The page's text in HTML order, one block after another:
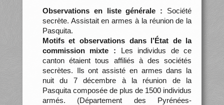
Observations en liste générale : Société
secrète. Assistait en armes à la réunion de la
Pasquita.
Motifs et observations dans l’État de la
commission mixte : Les individus de ce
canton étaient tous affiliés à des sociétés
secrètes. Ils ont assisté en armes dans la
nuit du 7 décembre à la réunion de la
Pasquita composée de plus de 1500 individus
armés. (Département des Pyrénées-